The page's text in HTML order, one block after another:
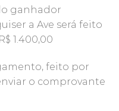
ganhador
a Ave será feito
1.400,00
feito por
o comprovante